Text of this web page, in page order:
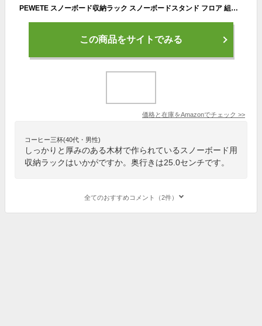
PEWETE スノーボード収納ラック スノーボードスタンド フロア 組み立て簡単 スノーボードディスプレイラック スキーボード用スノーボードホルダー ガレージ ホーム
この商品をサイトでみる
価格と在庫をAmazonでチェック >>
コーヒー三杯(40代・男性)
しっかりと厚みのある木材で作られているスノーボード用
収納ラックはいかがですか。奥行きは25.0センチです。
全てのおすすめコメント（2件）